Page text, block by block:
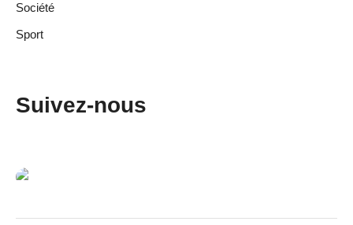
Société
Sport
Suivez-nous